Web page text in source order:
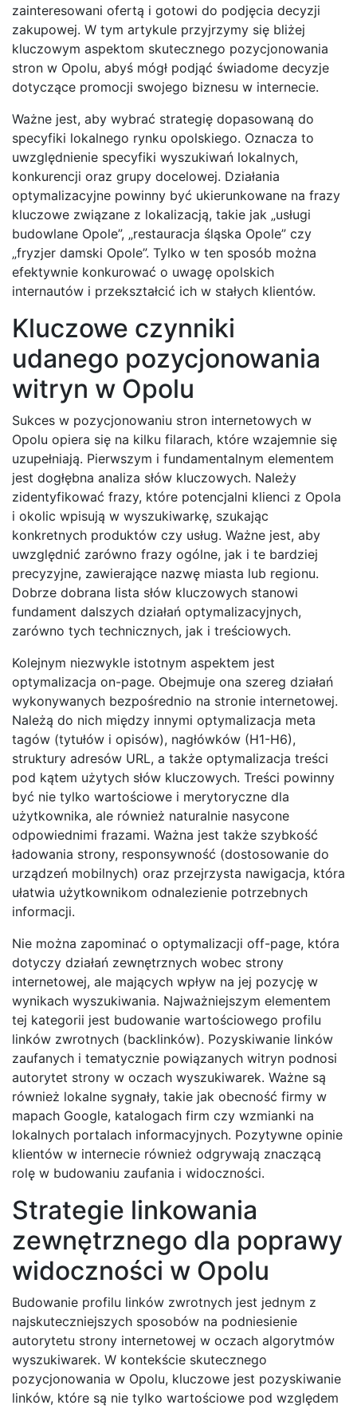
zainteresowani ofertą i gotowi do podjęcia decyzji
zakupowej. W tym artykule przyjrzymy się bliżej
kluczowym aspektom skutecznego pozycjonowania
stron w Opolu, abyś mógł podjąć świadome decyzje
dotyczące promocji swojego biznesu w internecie.
Ważne jest, aby wybrać strategię dopasowaną do
specyfiki lokalnego rynku opolskiego. Oznacza to
uwzględnienie specyfiki wyszukiwań lokalnych,
konkurencji oraz grupy docelowej. Działania
optymalizacyjne powinny być ukierunkowane na frazy
kluczowe związane z lokalizacją, takie jak „usługi
budowlane Opole”, „restauracja śląska Opole” czy
„fryzjer damski Opole”. Tylko w ten sposób można
efektywnie konkurować o uwagę opolskich
internautów i przekształcić ich w stałych klientów.
Kluczowe czynniki
udanego pozycjonowania
witryn w Opolu
Sukces w pozycjonowaniu stron internetowych w
Opolu opiera się na kilku filarach, które wzajemnie się
uzupełniają. Pierwszym i fundamentalnym elementem
jest dogłębna analiza słów kluczowych. Należy
zidentyfikować frazy, które potencjalni klienci z Opola
i okolic wpisują w wyszukiwarkę, szukając
konkretnych produktów czy usług. Ważne jest, aby
uwzględnić zarówno frazy ogólne, jak i te bardziej
precyzyjne, zawierające nazwę miasta lub regionu.
Dobrze dobrana lista słów kluczowych stanowi
fundament dalszych działań optymalizacyjnych,
zarówno tych technicznych, jak i treściowych.
Kolejnym niezwykle istotnym aspektem jest
optymalizacja on-page. Obejmuje ona szereg działań
wykonywanych bezpośrednio na stronie internetowej.
Należą do nich między innymi optymalizacja meta
tagów (tytułów i opisów), nagłówków (H1-H6),
struktury adresów URL, a także optymalizacja treści
pod kątem użytych słów kluczowych. Treści powinny
być nie tylko wartościowe i merytoryczne dla
użytkownika, ale również naturalnie nasycone
odpowiednimi frazami. Ważna jest także szybkość
ładowania strony, responsywność (dostosowanie do
urządzeń mobilnych) oraz przejrzysta nawigacja, która
ułatwia użytkownikom odnalezienie potrzebnych
informacji.
Nie można zapominać o optymalizacji off-page, która
dotyczy działań zewnętrznych wobec strony
internetowej, ale mających wpływ na jej pozycję w
wynikach wyszukiwania. Najważniejszym elementem
tej kategorii jest budowanie wartościowego profilu
linków zwrotnych (backlinków). Pozyskiwanie linków
zaufanych i tematycznie powiązanych witryn podnosi
autorytet strony w oczach wyszukiwarek. Ważne są
również lokalne sygnały, takie jak obecność firmy w
mapach Google, katalogach firm czy wzmianki na
lokalnych portalach informacyjnych. Pozytywne opinie
klientów w internecie również odgrywają znaczącą
rolę w budowaniu zaufania i widoczności.
Strategie linkowania
zewnętrznego dla poprawy
widoczności w Opolu
Budowanie profilu linków zwrotnych jest jednym z
najskuteczniejszych sposobów na podniesienie
autorytetu strony internetowej w oczach algorytmów
wyszukiwarek. W kontekście skutecznego
pozycjonowania w Opolu, kluczowe jest pozyskiwanie
linków, które są nie tylko wartościowe pod względem